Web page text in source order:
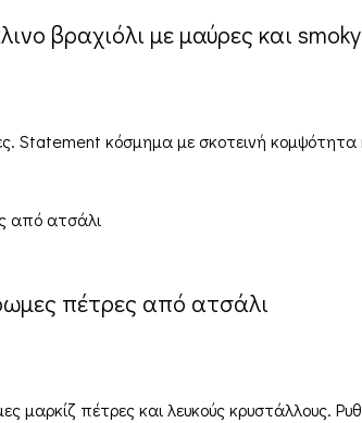
βραχιόλι με μαύρες και
Statement κόσμημα με σκοτεινή
πέτρες από ατσάλι
πέτρες και λευκούς κρυστάλλους.